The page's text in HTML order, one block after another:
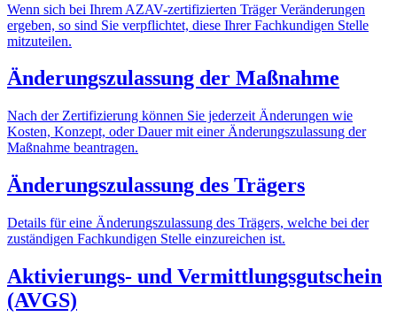
Wenn sich bei Ihrem AZAV-zertifizierten Träger Veränderungen
ergeben, so sind Sie verpflichtet, diese Ihrer Fachkundigen Stelle
mitzuteilen.
Änderungszulassung der Maßnahme
Nach der Zertifizierung können Sie jederzeit Änderungen wie
Kosten, Konzept, oder Dauer mit einer Änderungszulassung der
Maßnahme beantragen.
Änderungszulassung des Trägers
Details für eine Änderungszulassung des Trägers, welche bei der
zuständigen Fachkundigen Stelle einzureichen ist.
Aktivierungs- und Vermittlungsgutschein
(AVGS)